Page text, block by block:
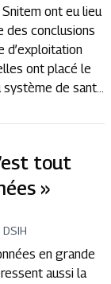
ont eu lieu
des conclusions
d’exploitation
ont placé le
de sant...
tout
»
en grande
aussi la